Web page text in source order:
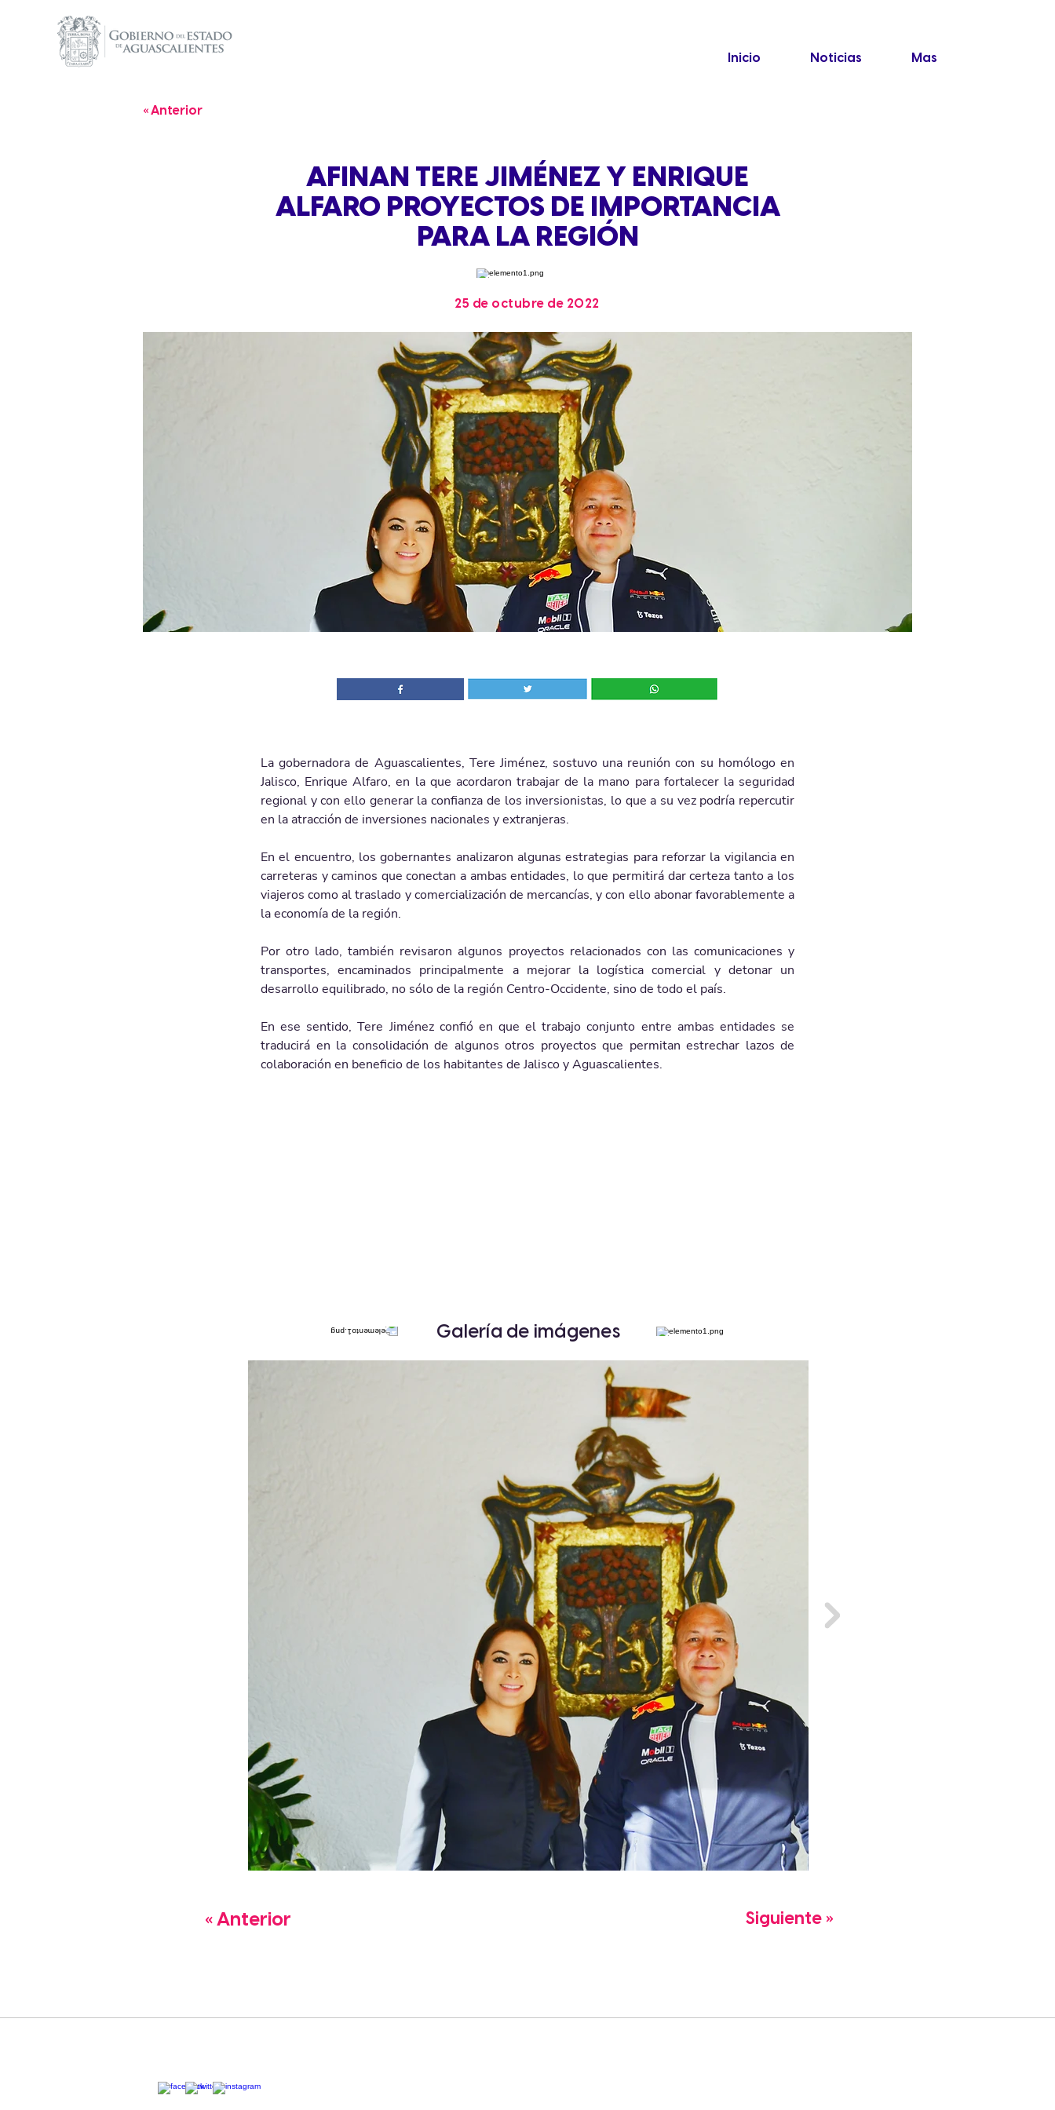
Inicio Noticias Mas
« Anterior
AFINAN TERE JIMÉNEZ Y ENRIQUE
ALFARO PROYECTOS DE IMPORTANCIA
PARA LA REGIÓN
25 de octubre de 2022
La gobernadora de Aguascalientes, Tere Jiménez, sostuvo una reunión con su homólogo en
Jalisco, Enrique Alfaro, en la que acordaron trabajar de la mano para fortalecer la seguridad
regional y con ello generar la confianza de los inversionistas, lo que a su vez podría repercutir
en la atracción de inversiones nacionales y extranjeras.
En el encuentro, los gobernantes analizaron algunas estrategias para reforzar la vigilancia en
carreteras y caminos que conectan a ambas entidades, lo que permitirá dar certeza tanto a los
viajeros como al traslado y comercialización de mercancías, y con ello abonar favorablemente a
la economía de la región.
Por otro lado, también revisaron algunos proyectos relacionados con las comunicaciones y
transportes, encaminados principalmente a mejorar la logística comercial y detonar un
desarrollo equilibrado, no sólo de la región Centro-Occidente, sino de todo el país.
En ese sentido, Tere Jiménez confió en que el trabajo conjunto entre ambas entidades se
traducirá en la consolidación de algunos otros proyectos que permitan estrechar lazos de
colaboración en beneficio de los habitantes de Jalisco y Aguascalientes.
Galería de imágenes
« Anterior Siguiente »